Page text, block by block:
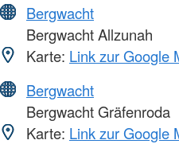
Bergwacht
Bergwacht Allzunah
Karte: Link zur Google
Bergwacht
Bergwacht Gräfenroda
Karte: Link zur Google